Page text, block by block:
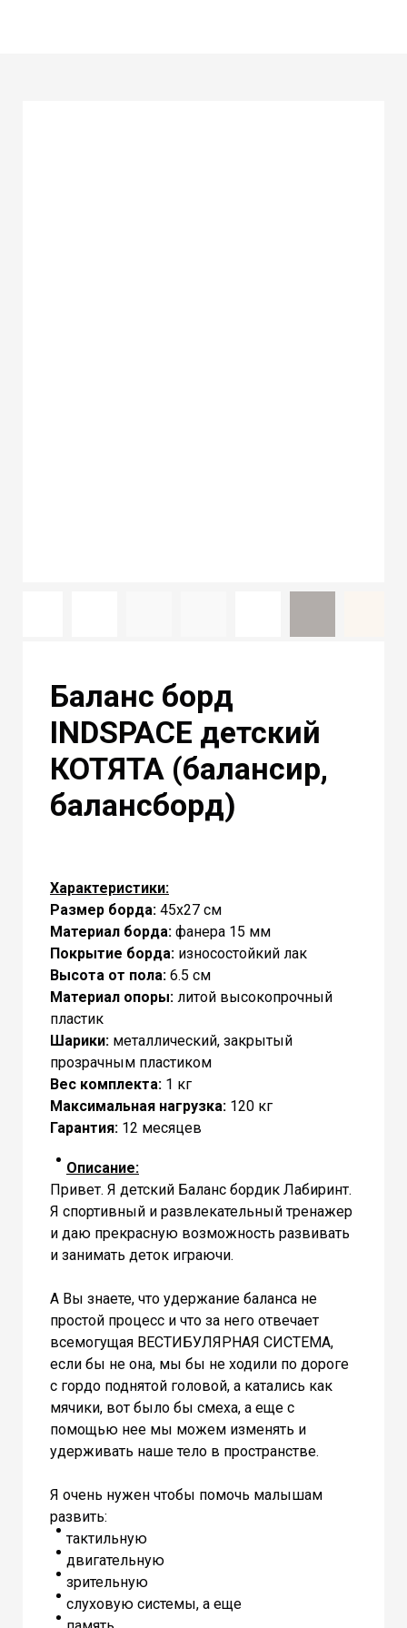
Баланс борд
INDSPACE детский
КОТЯТА (балансир,
балансборд)
Характеристики:
Размер борда: 45х27 cм
Материал борда: фанера 15 мм
Покрытие борда: износостойкий лак
Высота от пола: 6.5 см
Материал опоры: литой высокопрочный
пластик
Шарики: металлический, закрытый
прозрачным пластиком
Вес комплекта: 1 кг
Максимальная нагрузка: 120 кг
Гарантия: 12 месяцев
Описание:
Привет. Я детский Баланс бордик Лабиринт.
Я спортивный и развлекательный тренажер
и даю прекрасную возможность развивать
и занимать деток играючи.
А Вы знаете, что удержание баланса не
простой процесс и что за него отвечает
всемогущая ВЕСТИБУЛЯРНАЯ СИСТЕМА,
если бы не она, мы бы не ходили по дороге
с гордо поднятой головой, а катались как
мячики, вот было бы смеха, а еще с
помощью нее мы можем изменять и
удерживать наше тело в пространстве.
Я очень нужен чтобы помочь малышам
развить:
тактильную
двигательную
зрительную
слуховую системы, а еще